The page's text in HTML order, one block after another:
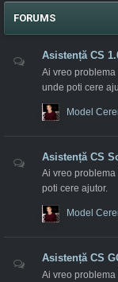
FORUMS
Asistență CS
Ai vreo
unde poti cere
Model
Asistență CS
Ai vreo
poti cere ajutor.
Model
Asistență CS
Ai vreo problema